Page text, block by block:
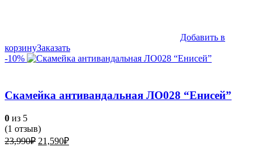
Добавить в
корзинуЗаказать
-10%
Скамейка антивандальная ЛО028 “Енисей”
0 из 5
(1 отзыв)
23,990₽ Первоначальная
21,590₽Текущая